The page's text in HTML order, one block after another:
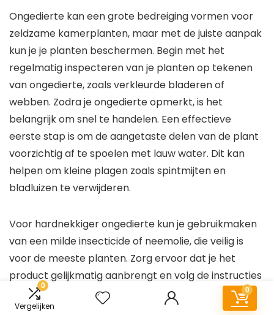
0
Vergelijken
0
Ongedierte kan een grote bedreiging vormen voor
zeldzame kamerplanten, maar met de juiste aanpak
kun je je planten beschermen. Begin met het
regelmatig inspecteren van je planten op tekenen
van ongedierte, zoals verkleurde bladeren of
webben. Zodra je ongedierte opmerkt, is het
belangrijk om snel te handelen. Een effectieve
eerste stap is om de aangetaste delen van de plant
voorzichtig af te spoelen met lauw water. Dit kan
helpen om kleine plagen zoals spintmijten en
bladluizen te verwijderen.
Voor hardnekkiger ongedierte kun je gebruikmaken
van een milde insecticide of neemolie, die veilig is
voor de meeste planten. Zorg ervoor dat je het
product gelijkmatig aanbrengt en volg de instructies
op de verpakking. Vergeet niet om ook de omgeving
van je planten schoon te houden, omdat vuil en stof